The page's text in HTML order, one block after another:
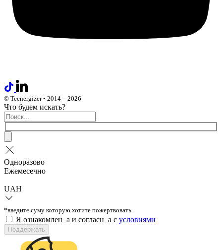
© Teenergizer • 2014 – 2026
Что будем искать?
Одноразово
Ежемесечно
UAH
*введите суму которую хотите пожертвовать
Я ознакомлен_а и согласн_а c условиями
Поддержать